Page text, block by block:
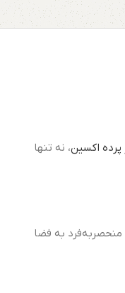
پرده اکسین، نه تنها
منحصربه‌فرد به فضا